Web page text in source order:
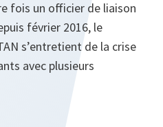
fois un officier de liaison
février 2016, le
s’entretient de la crise
avec plusieurs